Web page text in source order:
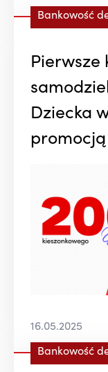
Bankowość
Pierwsze
Dziecka
promocją
16.05.2025
Bankowość